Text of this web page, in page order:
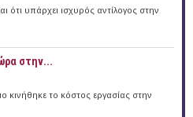
ότι υπάρχει ισχυρός αντίλογος στην
στην...
κινήθηκε το κόστος εργασίας στην